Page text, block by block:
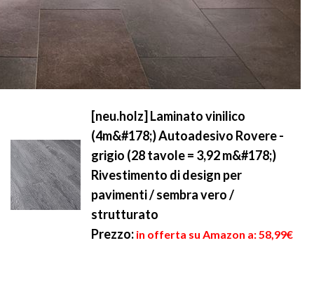
[neu.holz] Laminato vinilico
(4m&#178;) Autoadesivo Rovere -
grigio (28 tavole = 3,92 m&#178;)
Rivestimento di design per
pavimenti / sembra vero /
strutturato
Prezzo: in offerta su Amazon a: 58,99€